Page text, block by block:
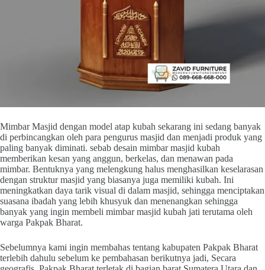
Mimbar Masjid dengan model atap kubah sekarang ini sedang banyak
di perbincangkan oleh para pengurus masjid dan menjadi produk yang
paling banyak diminati. sebab desain mimbar masjid kubah
memberikan kesan yang anggun, berkelas, dan menawan pada
mimbar. Bentuknya yang melengkung halus menghasilkan keselarasan
dengan struktur masjid yang biasanya juga memiliki kubah. Ini
meningkatkan daya tarik visual di dalam masjid, sehingga menciptakan
suasana ibadah yang lebih khusyuk dan menenangkan sehingga
banyak yang ingin membeli mimbar masjid kubah jati terutama oleh
warga Pakpak Bharat.
Sebelumnya kami ingin membahas tentang kabupaten Pakpak Bharat
terlebih dahulu sebelum ke pembahasan berikutnya jadi, Secara